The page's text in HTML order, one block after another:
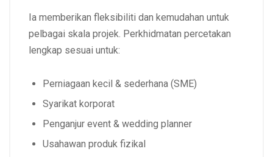
Ia memberikan fleksibiliti dan kemudahan untuk
pelbagai skala projek. Perkhidmatan percetakan
lengkap sesuai untuk:
Perniagaan kecil & sederhana (SME)
Syarikat korporat
Penganjur event & wedding planner
Usahawan produk fizikal